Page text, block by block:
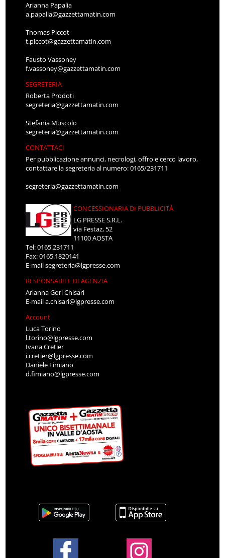
Arianna Papalia
a.papalia@gazzettamatin.com
Thomas Piccot
t.piccot@gazzettamatin.com
Fausto Vassoney
f.vassoney@gazzettamatin.com
SEGRETERIA
Roberta Prodoti
segreteria@gazzettamatin.com
Stefania Muscolo
segreteria@gazzettamatin.com
CONTATTACI
Per pubblicazione annunci, necrologi, offro e cerco lavoro,
contattare la segreteria al numero: 0165/231711
segreteria@gazzettamatin.com
CONCESSIONARIA DI PUBBLICITÀ
LG PRESSE S.R.L.
via Festaz, 52
11100 AOSTA
Tel: 0165.231711
Fax: 0165.1820141
E-mailsegreteria@lgpresse.com
RESPONSABILE DI AGENZIA
Arianna Gori Chisari
E-maila.chisari@lgpresse.com
Account
Luca Torino
l.torino@lgpresse.com
Ivana Cretier
i.cretier@lgpresse.com
Daniele Fimiano
d.fimiano@lgpresse.com